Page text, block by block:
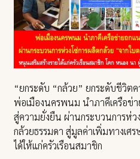
“ยกระดับ “กล้วย” ยกระดับชีวิต
พ่อเมืองนครพนม นำภาคีเครือข่
สู่ความยั่งยืน ผ่านกระบวนการห่ว
กล้วยธรรมดา สู่มูลค่าเพิ่มทางเศ
ได้ให้แก่ครัวเรือนสมาชิก